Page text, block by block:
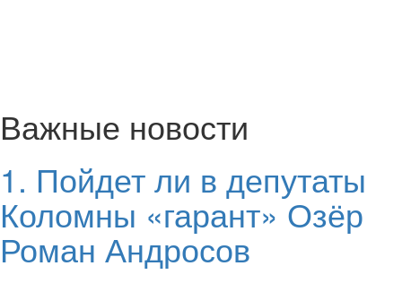
Важные новости
1. Пойдет ли в депутаты
Коломны «гарант» Озёр
Роман Андросов